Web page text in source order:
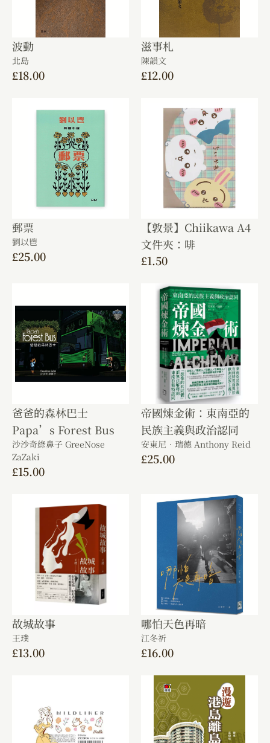
波動
北島
£18.00
滋事札
陳韻文
£12.00
郵票
劉以鬯
£25.00
【敦景】Chiikawa A4
文件夾：啡
£1.50
爸爸的森林巴士
Papa’s Forest Bus
沙沙奇綠鼻子 GreeNose
ZaZaki
£15.00
帝國煉金術：東南亞的
民族主義與政治認同
安東尼．瑞德 Anthony Reid
£25.00
故城故事
王璞
£13.00
哪怕天色再暗
江冬祈
£16.00